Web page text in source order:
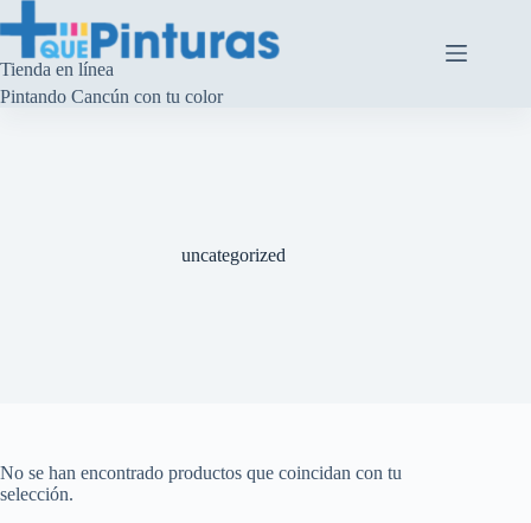
al
contenido
Tienda en línea
Pintando Cancún con tu color
uncategorized
No se han encontrado productos que coincidan con tu
selección.